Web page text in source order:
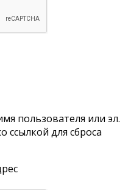
пользователя или эл.
ссылкой для сброса